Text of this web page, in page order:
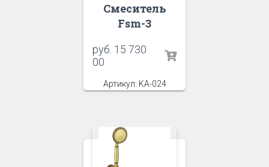
Смеситель
Fsm-3
руб. 15 730
00
Артикул: KA-024